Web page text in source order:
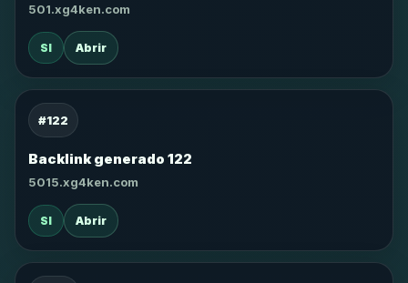
501.xg4ken.com
SI Abrir
#122
Backlink generado 122
5015.xg4ken.com
SI Abrir